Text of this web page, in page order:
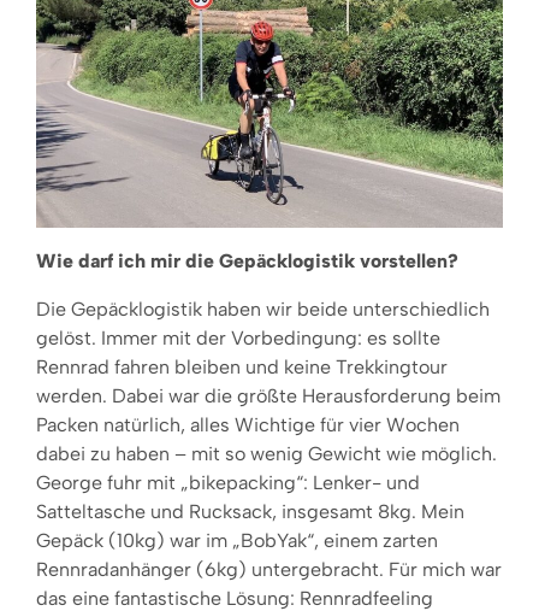
Wie darf ich mir die Gepäcklogistik vorstellen?
Die Gepäcklogistik haben wir beide unterschiedlich
gelöst. Immer mit der Vorbedingung: es sollte
Rennrad fahren bleiben und keine Trekkingtour
werden. Dabei war die größte Herausforderung beim
Packen natürlich, alles Wichtige für vier Wochen
dabei zu haben – mit so wenig Gewicht wie möglich.
George fuhr mit „bikepacking“: Lenker- und
Satteltasche und Rucksack, insgesamt 8kg. Mein
Gepäck (10kg) war im „BobYak“, einem zarten
Rennradanhänger (6kg) untergebracht. Für mich war
das eine fantastische Lösung: Rennradfeeling